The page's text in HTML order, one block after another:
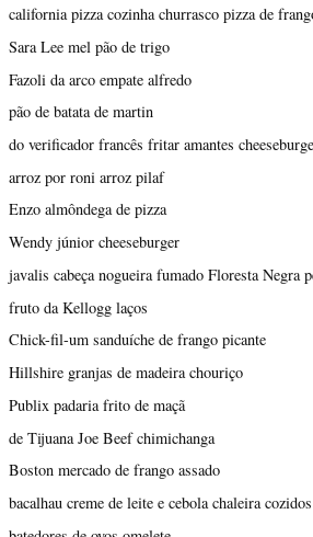
california pizza cozinha churrasco pizza de
Sara Lee mel pão de trigo
Fazoli da arco empate alfredo
pão de batata de martin
do verificador francês fritar amantes
arroz por roni arroz pilaf
Enzo almôndega de pizza
Wendy júnior cheeseburger
javalis cabeça nogueira fumado Floresta Negra
fruto da Kellogg laços
Chick-fil-um sanduíche de frango picante
Hillshire granjas de madeira chouriço
Publix padaria frito de maçã
de Tijuana Joe Beef chimichanga
Boston mercado de frango assado
bacalhau creme de leite e cebola chaleira